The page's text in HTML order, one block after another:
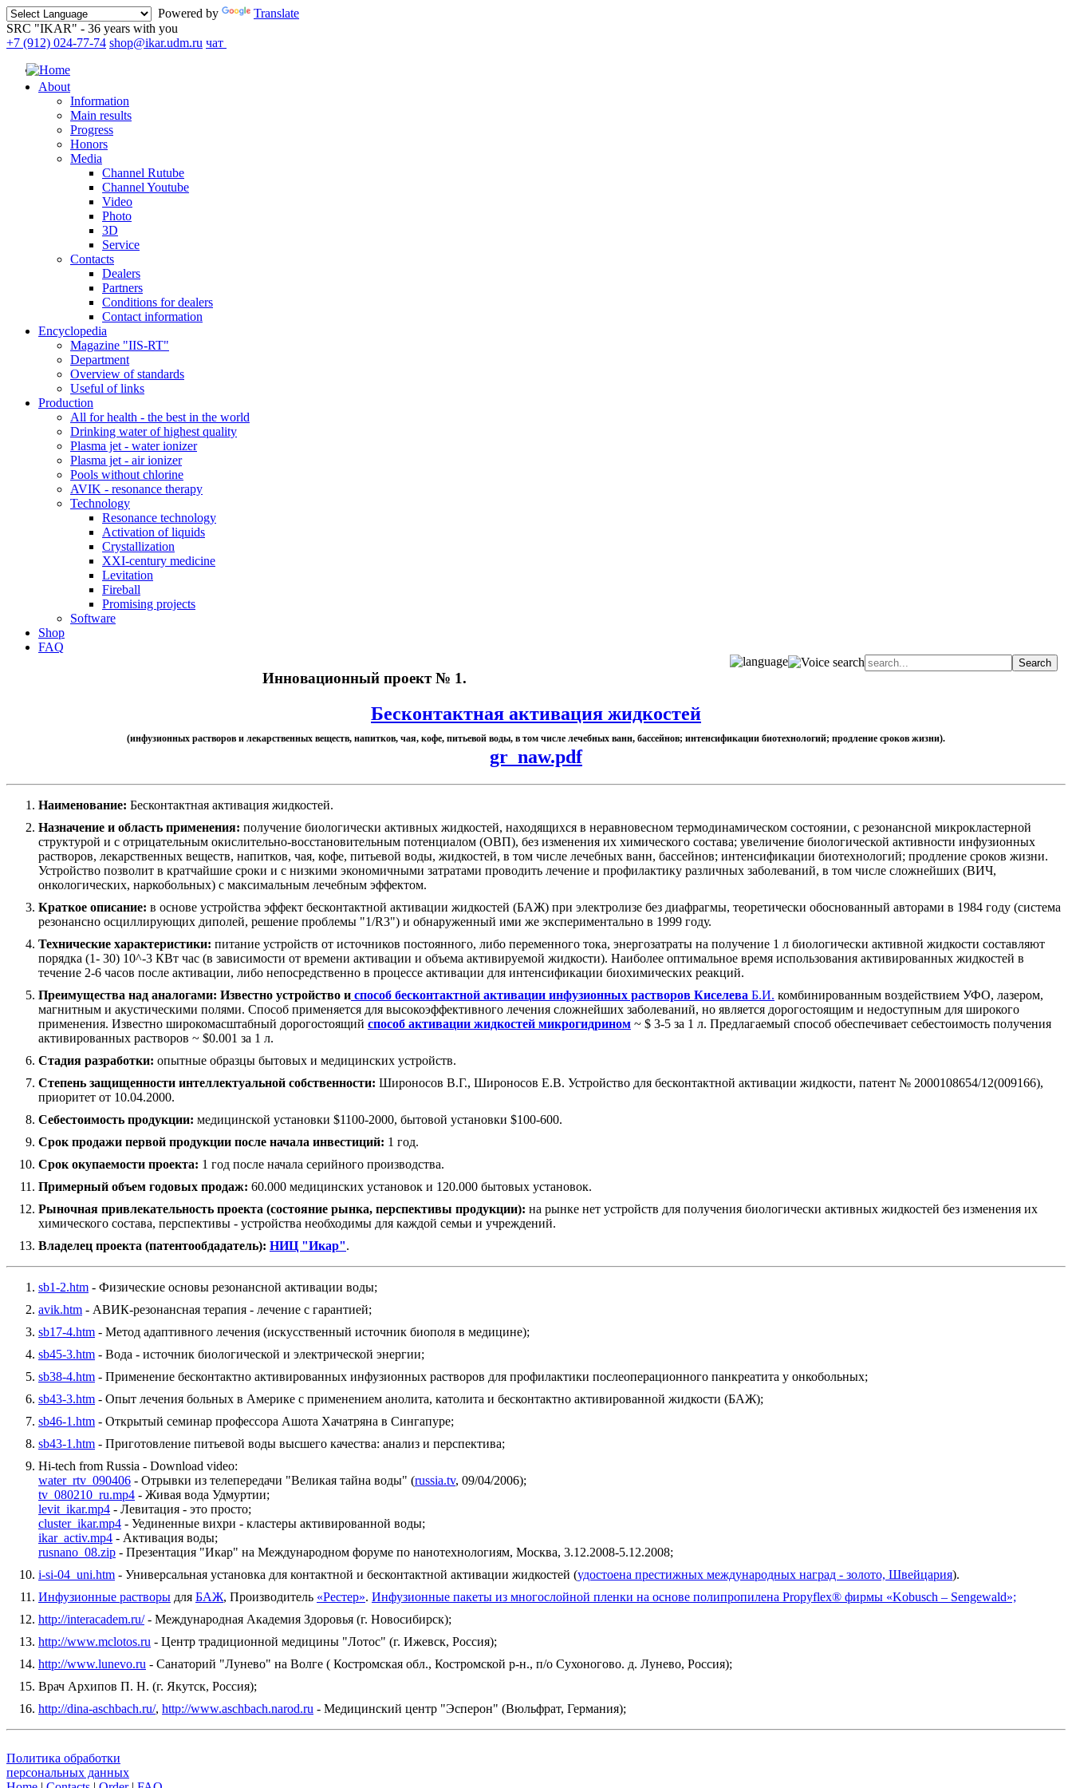
Powered by
Translate
SRC "IKAR" - 36 years with you
+7 (912) 024-77-74 shop@ikar.udm.ru чат
About
Information
Main results
Progress
Honors
Media
Channel Rutube
Channel Youtube
Video
Photo
3D
Service
Contacts
Dealers
Partners
Conditions for dealers
Contact information
Encyclopedia
Magazine "IIS-RT"
Department
Overview of standards
Useful of links
Production
All for health - the best in the world
Drinking water of highest quality
Plasma jet - water ionizer
Plasma jet - air ionizer
Pools without chlorine
AVIK - resonance therapy
Technology
Resonance technology
Activation of liquids
Crystallization
XXI-century medicine
Levitation
Fireball
Promising projects
Software
Shop
FAQ
Инновационный проект № 1.
Бесконтактная активация жидкостей
(инфузионных растворов и лекарственных веществ, напитков, чая, кофе, питьевой воды, в том числе лечебных ванн, бассейнов; интенсификации биотехнологий; продление сроков жизни).
gr_naw.pdf
Наименование: Бесконтактная активация жидкостей.
Назначение и область применения: получение биологически активных жидкостей, находящихся в неравновесном термодинамическом состоянии, с резонансной микрокластерной
структурой и с отрицательным окислительно-восстановительным потенциалом (ОВП), без изменения их химического состава; увеличение биологической активности инфузионных
растворов, лекарственных веществ, напитков, чая, кофе, питьевой воды, жидкостей, в том числе лечебных ванн, бассейнов; интенсификации биотехнологий; продление сроков жизни.
Устройство позволит в кратчайшие сроки и с низкими экономичными затратами проводить лечение и профилактику различных заболеваний, в том числе сложнейших (ВИЧ,
онкологических, наркобольных) с максимальным лечебным эффектом.
Краткое описание: в основе устройства эффект бесконтактной активации жидкостей (БАЖ) при электролизе без диафрагмы, теоретически обоснованный авторами в 1984 году (система
резонансно осциллирующих диполей, решение проблемы "1/R3") и обнаруженный ими же экспериментально в 1999 году.
Технические характеристики: питание устройств от источников постоянного, либо переменного тока, энергозатраты на получение 1 л биологически активной жидкости составляют
порядка (1- 30) 10^-3 КВт час (в зависимости от времени активации и объема активируемой жидкости). Наиболее оптимальное время использования активированных жидкостей в
течение 2-6 часов после активации, либо непосредственно в процессе активации для интенсификации биохимических реакций.
Преимущества над аналогами: Известно устройство и способ бесконтактной активации инфузионных растворов Киселева Б.И. комбинированным воздействием УФО, лазером,
магнитным и акустическими полями. Способ применяется для высокоэффективного лечения сложнейших заболеваний, но является дорогостоящим и недоступным для широкого
применения. Известно широкомасштабный дорогостоящий способ активации жидкостей микрогидрином ~ $ 3-5 за 1 л. Предлагаемый способ обеспечивает себестоимость получения
активированных растворов ~ $0.001 за 1 л.
Стадия разработки: опытные образцы бытовых и медицинских устройств.
Степень защищенности интеллектуальной собственности: Широносов В.Г., Широносов Е.В. Устройство для бесконтактной активации жидкости, патент № 2000108654/12(009166),
приоритет от 10.04.2000.
Себестоимость продукции: медицинской установки $1100-2000, бытовой установки $100-600.
Срок продажи первой продукции после начала инвестиций: 1 год.
Срок окупаемости проекта: 1 год после начала серийного производства.
Примерный объем годовых продаж: 60.000 медицинских установок и 120.000 бытовых установок.
Рыночная привлекательность проекта (состояние рынка, перспективы продукции): на рынке нет устройств для получения биологически активных жидкостей без изменения их
химического состава, перспективы - устройства необходимы для каждой семьи и учреждений.
Владелец проекта (патентообдадатель): НИЦ "Икар".
sb1-2.htm - Физические основы резонансной активации воды;
avik.htm - АВИК-резонансная терапия - лечение с гарантией;
sb17-4.htm - Метод адаптивного лечения (искусственный источник биополя в медицине);
sb45-3.htm - Вода - источник биологической и электрической энергии;
sb38-4.htm - Применение бесконтактно активированных инфузионных растворов для профилактики послеоперационного панкреатита у онкобольных;
sb43-3.htm - Опыт лечения больных в Америке с применением анолита, католита и бесконтактно активированной жидкости (БАЖ);
sb46-1.htm - Открытый семинар профессора Ашота Хачатряна в Сингапуре;
sb43-1.htm - Приготовление питьевой воды высшего качества: анализ и перспектива;
Hi-tech from Russia - Download video:
water_rtv_090406 - Отрывки из телепередачи "Великая тайна воды" (russia.tv, 09/04/2006);
tv_080210_ru.mp4 - Живая вода Удмуртии;
levit_ikar.mp4 - Левитация - это просто;
cluster_ikar.mp4 - Уединенные вихри - кластеры активированной воды;
ikar_activ.mp4 - Активация воды;
rusnano_08.zip - Презентация "Икар" на Международном форуме по нанотехнологиям, Москва, 3.12.2008-5.12.2008;
i-si-04_uni.htm - Универсальная установка для контактной и бесконтактной активации жидкостей (удостоена престижных международных наград - золото, Швейцария).
Инфузионные растворы для БАЖ, Производитель «Рестер». Инфузионные пакеты из многослойной пленки на основе полипропилена Propyflex® фирмы «Kobusch – Sengewald»;
http://interacadem.ru/- Международная Академия Здоровья (г. Новосибирск);
http://www.mclotos.ru - Центр традиционной медицины "Лотос" (г. Ижевск, Россия);
http://www.lunevo.ru - Санаторий "Лунево" на Волге ( Костромская обл., Костромской р-н., п/о Сухоногово. д. Лунево, Россия);
Врач Архипов П. Н. (г. Якутск, Россия);
http://dina-aschbach.ru/, http://www.aschbach.narod.ru - Медицинский центр "Эсперон" (Вюльфрат, Германия);
Политика обработки
персональных данных